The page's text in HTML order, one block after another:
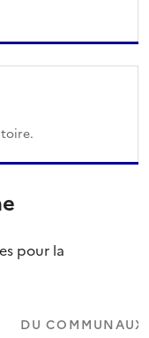
pour la
DU COMMUNAUX